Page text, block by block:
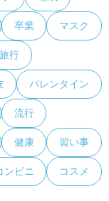
卒業 マスク
旅行
バレンタイン
流行
健康 習い事
ンビニ コスメ